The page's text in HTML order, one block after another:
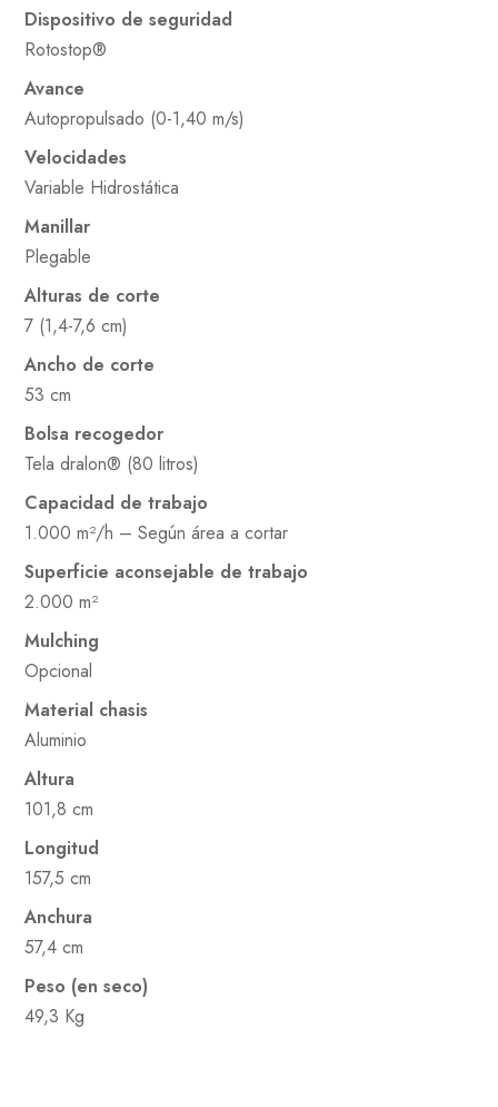
Dispositivo de seguridad
Rotostop®
Avance
Autopropulsado (0-1,40 m/s)
Velocidades
Variable Hidrostática
Manillar
Plegable
Alturas de corte
7 (1,4-7,6 cm)
Ancho de corte
53 cm
Bolsa recogedor
Tela dralon® (80 litros)
Capacidad de trabajo
1.000 m²/h – Según área a cortar
Superficie aconsejable de trabajo
2.000 m²
Mulching
Opcional
Material chasis
Aluminio
Altura
101,8 cm
Longitud
157,5 cm
Anchura
57,4 cm
Peso (en seco)
49,3 Kg